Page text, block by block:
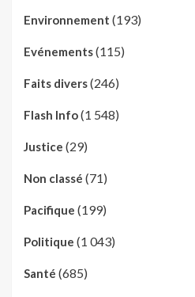
Environnement (193)
Evénements(115)
Faits divers(246)
Flash Info(1 548)
Justice (29)
Non classé (71)
Pacifique (199)
Politique (1 043)
Santé (685)